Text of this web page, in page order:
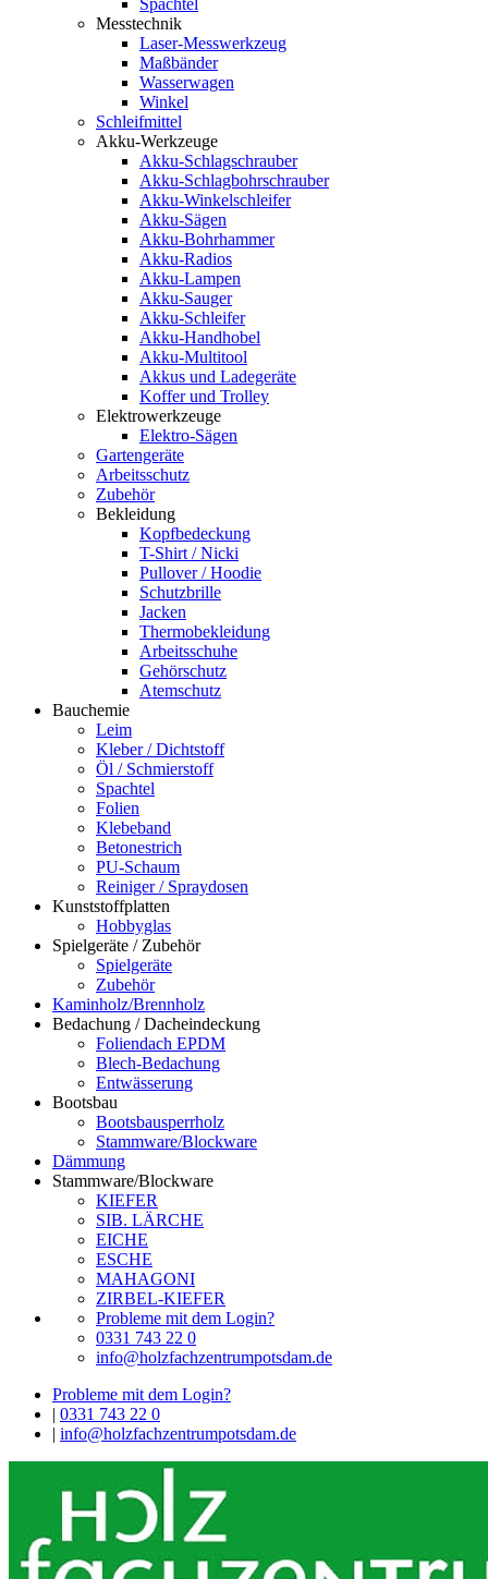
Spachtel
Messtechnik
Laser-Messwerkzeug
Maßbänder
Wasserwagen
Winkel
Schleifmittel
Akku-Werkzeuge
Akku-Schlagschrauber
Akku-Schlagbohrschrauber
Akku-Winkelschleifer
Akku-Sägen
Akku-Bohrhammer
Akku-Radios
Akku-Lampen
Akku-Sauger
Akku-Schleifer
Akku-Handhobel
Akku-Multitool
Akkus und Ladegeräte
Koffer und Trolley
Elektrowerkzeuge
Elektro-Sägen
Gartengeräte
Arbeitsschutz
Zubehör
Bekleidung
Kopfbedeckung
T-Shirt / Nicki
Pullover / Hoodie
Schutzbrille
Jacken
Thermobekleidung
Arbeitsschuhe
Gehörschutz
Atemschutz
Bauchemie
Leim
Kleber / Dichtstoff
Öl / Schmierstoff
Spachtel
Folien
Klebeband
Betonestrich
PU-Schaum
Reiniger / Spraydosen
Kunststoffplatten
Hobbyglas
Spielgeräte / Zubehör
Spielgeräte
Zubehör
Kaminholz/Brennholz
Bedachung / Dacheindeckung
Foliendach EPDM
Blech-Bedachung
Entwässerung
Bootsbau
Bootsbausperrholz
Stammware/Blockware
Dämmung
Stammware/Blockware
KIEFER
SIB. LÄRCHE
EICHE
ESCHE
MAHAGONI
ZIRBEL-KIEFER
Probleme mit dem Login?
0331 743 22 0
info@holzfachzentrumpotsdam.de
Probleme mit dem Login?
| 0331 743 22 0
| info@holzfachzentrumpotsdam.de